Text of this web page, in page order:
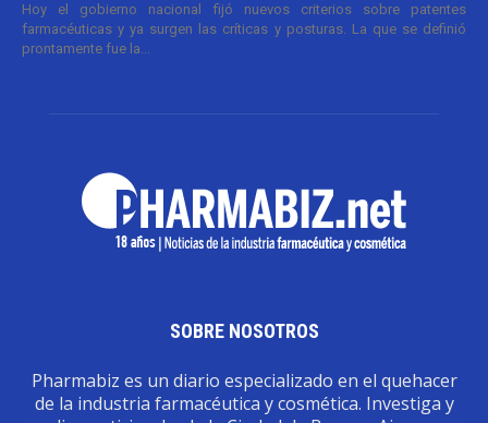
Hoy el gobierno nacional fijó nuevos criterios sobre patentes
farmacéuticas y ya surgen las críticas y posturas. La que se definió
prontamente fue la...
SOBRE NOSOTROS
Pharmabiz es un diario especializado en el quehacer
de la industria farmacéutica y cosmética. Investiga y